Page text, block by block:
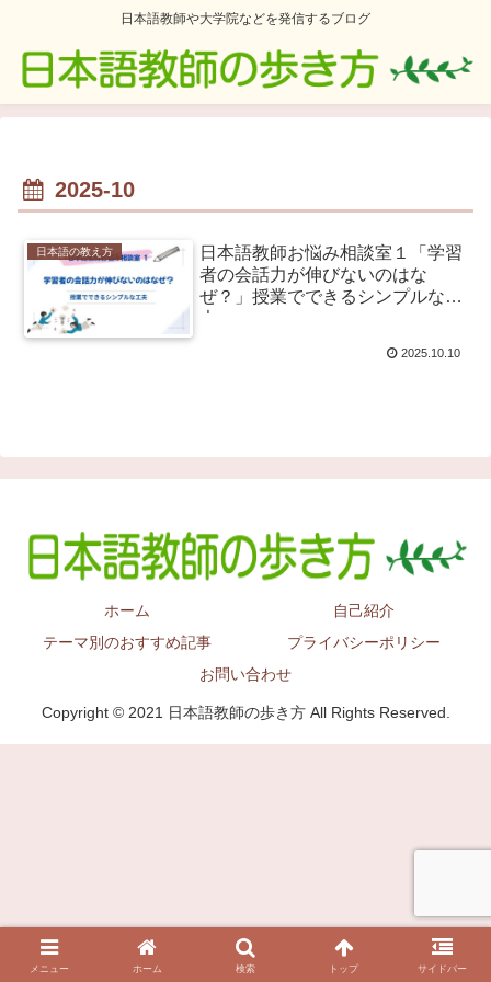
日本語教師や大学院などを発信するブログ
2025-10
日本語の教え方
日本語教師お悩み相談室１「学習
者の会話力が伸びないのはな
ぜ？」授業でできるシンプルな工
夫
2025.10.10
ホーム
自己紹介
テーマ別のおすすめ記事
プライバシーポリシー
お問い合わせ
Copyright © 2021 日本語教師の歩き方 All Rights Reserved.
メニュー ホーム 検索 トップ サイドバー